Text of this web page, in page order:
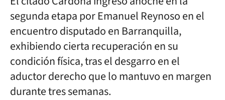
segunda etapa por Emanuel Reynoso en el
encuentro disputado en Barranquilla,
exhibiendo cierta recuperación en su
condición física, tras el desgarro en el
aductor derecho que lo mantuvo en margen
durante tres semanas.